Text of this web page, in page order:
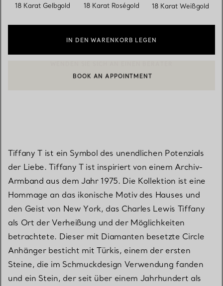
18 Karat Gelbgold 18 Karat Roségold 18 Karat Weißgold
IN DEN WARENKORB LEGEN
EINEN KUNDENBERATER KONTAKTIEREN ODER EINEN
BOOK AN APPOINTMENT
Tiffany T ist ein Symbol des unendlichen Potenzials
der Liebe. Tiffany T ist inspiriert von einem Archiv-
Armband aus dem Jahr 1975. Die Kollektion ist eine
Hommage an das ikonische Motiv des Hauses und
den Geist von New York, das Charles Lewis Tiffany
als Ort der Verheißung und der Möglichkeiten
betrachtete. Dieser mit Diamanten besetzte Circle
Anhänger besticht mit Türkis, einem der ersten
Steine, die im Schmuckdesign Verwendung fanden
und ein Stein, der seit über einem Jahrhundert als